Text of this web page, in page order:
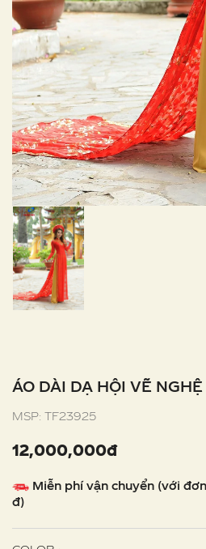
ÁO DÀI DẠ HỘI VẼ NGHỆ
MSP: TF23925
12,000,000đ
Miễn phí vận chuyển (với
đ)